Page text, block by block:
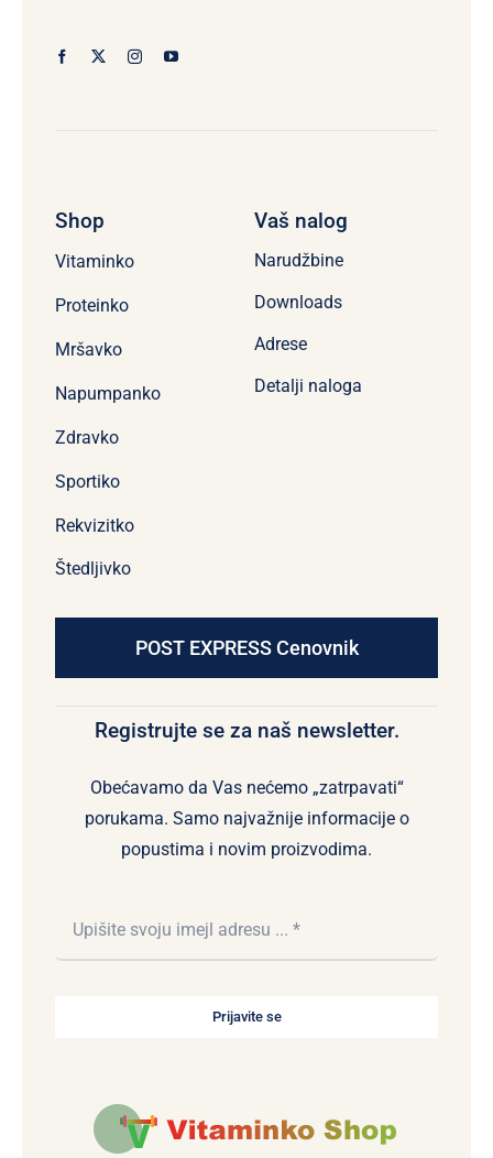
Shop
Vitaminko
Proteinko
Mršavko
Napumpanko
Zdravko
Sportiko
Rekvizitko
Štedljivko
Vaš nalog
Narudžbine
Downloads
Adrese
Detalji naloga
POST EXPRESS Cenovnik
Registrujte se za naš newsletter.
Obećavamo da Vas nećemo „zatrpavati“
porukama. Samo najvažnije informacije o
popustima i novim proizvodima.
Prijavite se